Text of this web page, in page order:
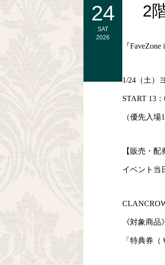
2
24
SAT
2026
『
1/24（土）
START 13
（優先入場
【販売・配
イベント当
《対象商品》
「特典券（